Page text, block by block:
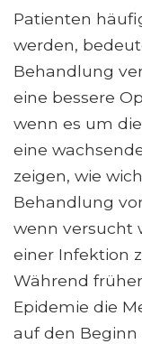
Patienten
werden,
Behandlung
eine bessere
wenn es um
eine
zeigen, wie
Behandlung
wenn versucht
einer Infektion
Während
Epidemie die
auf den